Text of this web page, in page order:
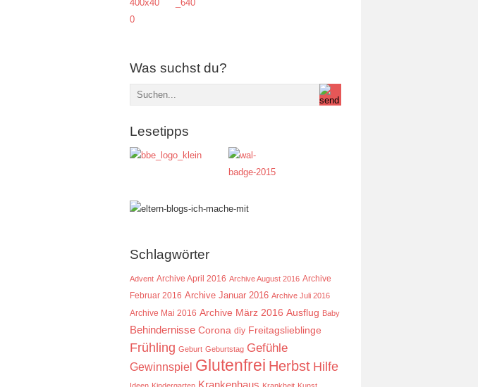
Was suchst du?
Lesetipps
Schlagwörter
Advent Archive April 2016 Archive August 2016 Archive
Februar 2016 Archive Januar 2016 Archive Juli 2016
Archive Mai 2016 Archive März 2016 Ausflug Baby
Behindernisse Corona diy Freitagslieblinge
Frühling Geburt Geburtstag Gefühle
Gewinnspiel Glutenfrei Herbst Hilfe
Krankenhaus